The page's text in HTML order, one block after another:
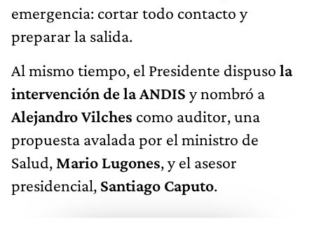
emergencia: cortar todo contacto y
preparar la salida.
Al mismo tiempo, el Presidente dispuso la
intervención de la ANDIS y nombró a
Alejandro Vilches como auditor, una
propuesta avalada por el ministro de
Salud, Mario Lugones, y el asesor
presidencial, Santiago Caputo.